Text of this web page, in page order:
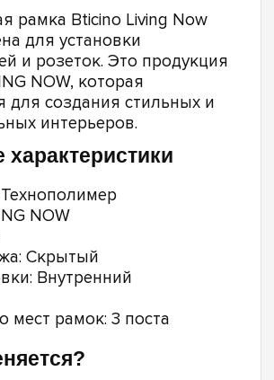
рамка Bticino Living Now
для установки
и розеток. Это продукция
NOW, которая
для создания стильных и
интерьеров.
NOW
Скрытый
Внутренний
мест рамок: 3 поста